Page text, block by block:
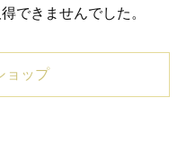
できませんでした。
ョップ